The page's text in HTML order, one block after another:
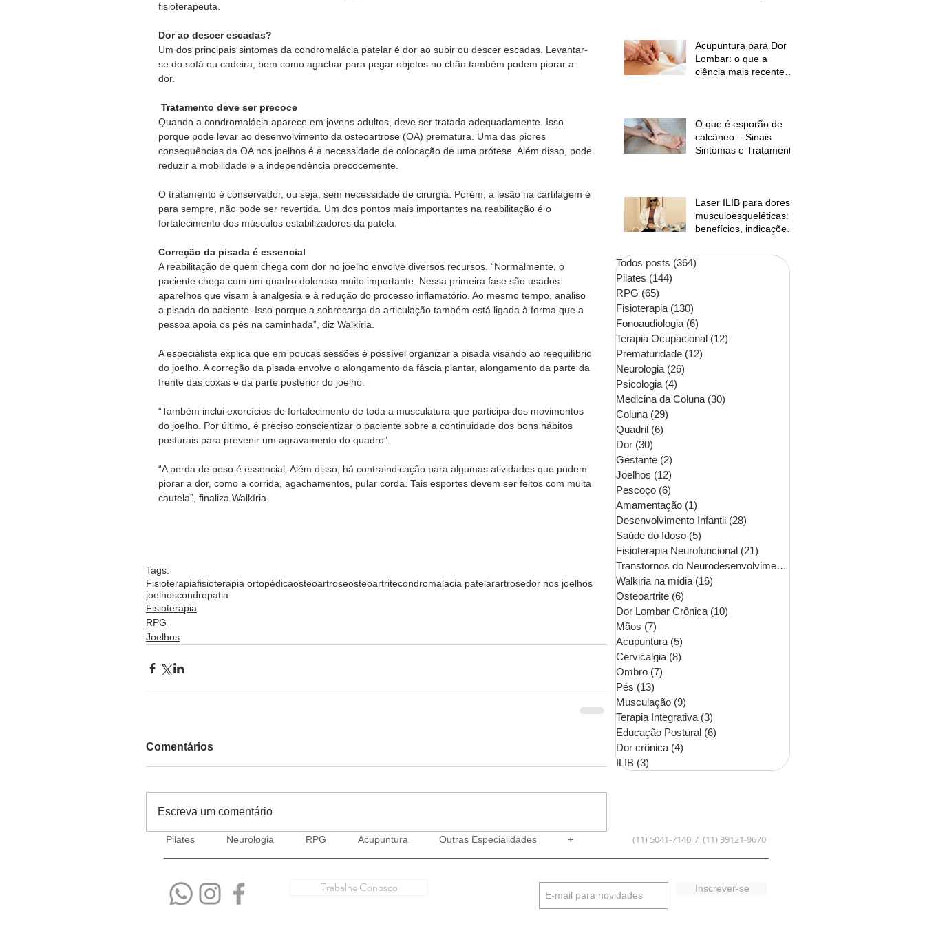
fisioterapeuta.
Dor ao descer escadas?
Um dos principais sintomas da condromalácia patelar é dor ao subir ou descer escadas. Levantar-
se do sofá ou cadeira, bem como agachar para pegar objetos no chão também podem piorar a
dor.
Tratamento deve ser precoce
Quando a condromalácia aparece em jovens adultos, deve ser tratada adequadamente. Isso
porque pode levar ao desenvolvimento da osteoartrose (OA) prematura. Uma das piores
consequências da OA nos joelhos é a necessidade de colocação de uma prótese. Além disso, pode
reduzir a mobilidade e a independência precocemente.
O tratamento é conservador, ou seja, sem necessidade de cirurgia. Porém, a lesão na cartilagem é
para sempre, não pode ser revertida. Um dos pontos mais importantes na reabilitação é o
fortalecimento dos músculos estabilizadores da patela.
Correção da pisada é essencial
A reabilitação de quem chega com dor no joelho envolve diversos recursos. “Normalmente, o
paciente chega com um quadro doloroso muito importante. Nessa primeira fase são usados
aparelhos que visam à analgesia e à redução do processo inflamatório. Ao mesmo tempo, analiso
a pisada do paciente. Isso porque a sobrecarga da articulação também está ligada à forma que a
pessoa apoia os pés na caminhada”, diz Walkíria.
A especialista explica que em poucas sessões é possível organizar a pisada visando ao reequilíbrio
do joelho. A correção da pisada envolve o alongamento da fáscia plantar, alongamento da parte da
frente das coxas e da parte posterior do joelho.
“Também inclui exercícios de fortalecimento de toda a musculatura que participa dos movimentos
do joelho. Por último, é preciso conscientizar o paciente sobre a continuidade dos bons hábitos
posturais para prevenir um agravamento do quadro”.
“A perda de peso é essencial. Além disso, há contraindicação para algumas atividades que podem
piorar a dor, como a corrida, agachamentos, pular corda. Tais esportes devem ser feitos com muita
cautela”, finaliza Walkíria.
Tags:
Fisioterapiafisioterapia ortopédicaosteoartroseosteoartritecondromalacia patelarartrosedor nos joelhos
joelhoscondropatia
Fisioterapia
RPG
Joelhos
Comentários
Escreva um comentário
Acupuntura para Dor
Lombar: o que a
ciência mais recente
O que é esporão de
calcâneo – Sinais
Sintomas e Tratamento
Laser ILIB para dores
musculoesqueléticas:
benefícios, indicações
Todos posts (364)
Pilates (144)
RPG (65)
Fisioterapia (130)
Fonoaudiologia (6)
Terapia Ocupacional (12)
Prematuridade (12)
Neurologia (26)
Psicologia (4)
Medicina da Coluna (30)
Coluna (29)
Quadril (6)
Dor (30)
Gestante (2)
Joelhos (12)
Pescoço (6)
Amamentação (1)
Desenvolvimento Infantil (28)
Saúde do Idoso (5)
Fisioterapia Neurofuncional (21)
Transtornos do Neurodesenvolvimento
Walkiria na mídia (16)
Osteoartrite (6)
Dor Lombar Crônica (10)
Mãos (7)
Acupuntura (5)
Cervicalgia (8)
Ombro (7)
Pés (13)
Musculação (9)
Terapia Integrativa (3)
Educação Postural (6)
Dor crônica (4)
ILIB (3)
(11) 5041-7140 / (11) 99121-9670
Pilates Neurologia RPG Acupuntura Outras Especialidades +
Trabalhe Conosco Inscrever-se